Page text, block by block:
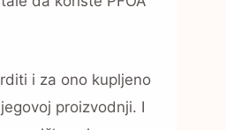
i za ono kupljeno
proizvodnji. I